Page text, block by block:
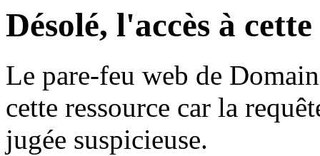
Désolé, l'accès à
Le pare-feu web de
cette ressource car la
jugée suspicieuse.